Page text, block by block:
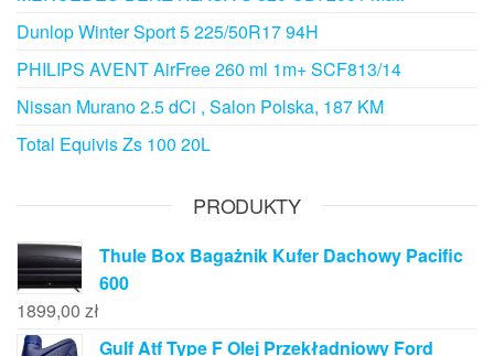
Dunlop Winter Sport 5 225/50R17 94H
PHILIPS AVENT AirFree 260 ml 1m+ SCF813/14
Nissan Murano 2.5 dCi , Salon Polska, 187 KM
Total Equivis Zs 100 20L
PRODUKTY
Thule Box Bagażnik Kufer Dachowy Pacific
600
1899,00 zł
Gulf Atf Type F Olej Przekładniowy Ford